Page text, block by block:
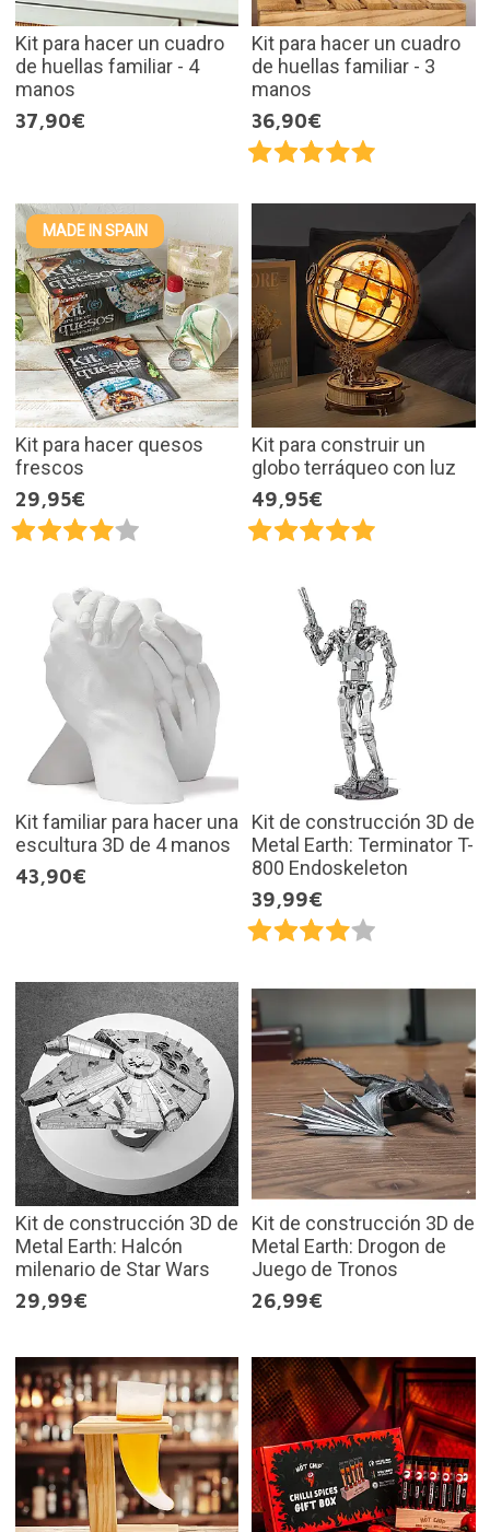
Kit para hacer un cuadro
de huellas familiar - 4
manos
37,90€
Kit para hacer un cuadro
de huellas familiar - 3
manos
36,90€
MADE IN SPAIN
Kit para hacer quesos
frescos
29,95€
Kit para construir un
globo terráqueo con luz
49,95€
Kit familiar para hacer una
escultura 3D de 4 manos
43,90€
Kit de construcción 3D de
Metal Earth: Terminator T-
800 Endoskeleton
39,99€
Kit de construcción 3D de
Metal Earth: Halcón
milenario de Star Wars
29,99€
Kit de construcción 3D de
Metal Earth: Drogon de
Juego de Tronos
26,99€